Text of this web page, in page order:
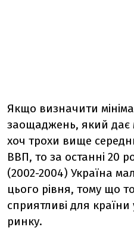
Якщо визначити
заощаджень, який дає
хоч трохи вище
ВВП, то за останні 20
(2002-2004) Україна
цього рівня, тому що
сприятливі для
ринку.